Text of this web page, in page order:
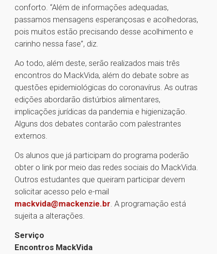
conforto. “Além de informações adequadas,
passamos mensagens esperançosas e acolhedoras,
pois muitos estão precisando desse acolhimento e
carinho nessa fase”, diz.
Ao todo, além deste, serão realizados mais três
encontros do MackVida, além do debate sobre as
questões epidemiológicas do coronavírus. As outras
edições abordarão distúrbios alimentares,
implicações jurídicas da pandemia e higienização.
Alguns dos debates contarão com palestrantes
externos.
Os alunos que já participam do programa poderão
obter o link por meio das redes sociais do MackVida.
Outros estudantes que queiram participar devem
solicitar acesso pelo e-mail
mackvida@mackenzie.br. A programação está
sujeita a alterações.
Serviço
Encontros MackVida